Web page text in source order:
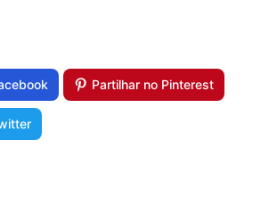
Partilhar no Pinterest